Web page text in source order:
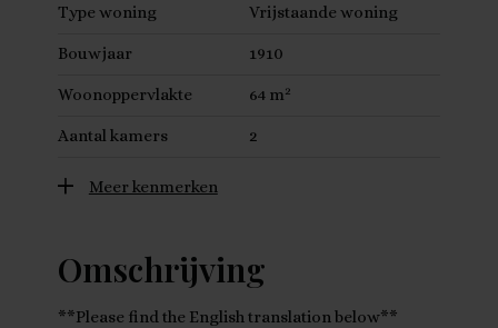
Type woning Vrijstaande woning
Bouwjaar 1910
Woonoppervlakte 64 m2
Aantal kamers 2
Meer kenmerken
Omschrijving
**Please find the English translation below**